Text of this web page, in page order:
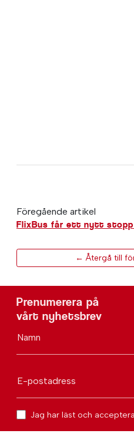
Föregående artikel
FlixBus får ett nytt stopp
← Återgå till
Prenumerera på
vårt nyhetsbrev
Namn
E-postadress
Jag har läst och